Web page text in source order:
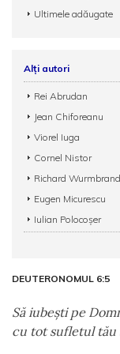
Ultimele adăugate
Alți autori
Rei Abrudan
Jean Chiforeanu
Viorel Iuga
Cornel Nistor
Richard Wurmbrand
Eugen Micurescu
Iulian Polocoșer
DEUTERONOMUL 6:5
Să iubeşti pe
cu tot sufletul tău